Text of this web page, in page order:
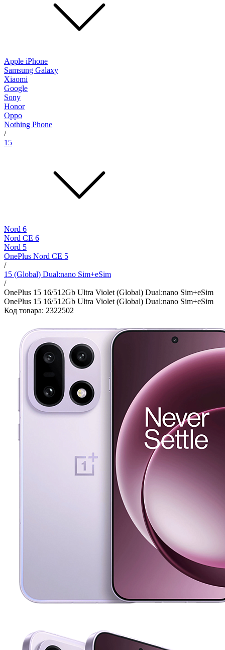
Apple iPhone
Samsung Galaxy
Xiaomi
Google
Sony
Honor
Oppo
Nothing Phone
/
15
Nord 6
Nord CE 6
Nord 5
OnePlus Nord CE 5
/
15 (Global) Dual:nano Sim+eSim
/
OnePlus 15 16/512Gb Ultra Violet (Global) Dual:nano Sim+eSim
OnePlus 15 16/512Gb Ultra Violet (Global) Dual:nano Sim+eSim
Код товара: 2322502